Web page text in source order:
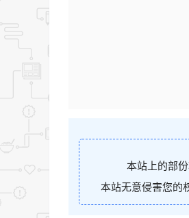
本站上的部
本站无意侵害您的